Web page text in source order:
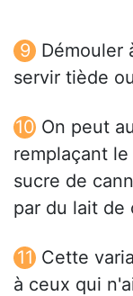
Démouler
servir tiède
On peut
remplaçant
sucre de
par du lait de
Cette
à ceux qui